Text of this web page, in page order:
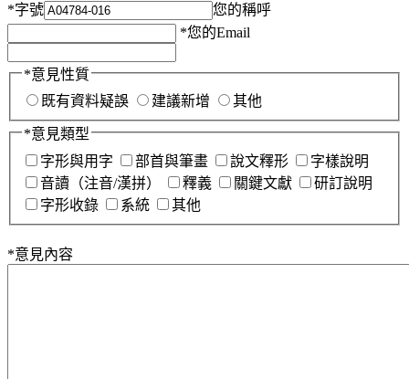
*字號
您的稱呼
*您的Email
*意見性質
既有資料疑誤
建議新增 其他
*意見類型
字形與用字
部首與筆畫 說文釋形
字樣說明
音讀（注音/漢拼）
釋義 關鍵文獻
研訂說明
字形收錄
系統 其他
*意見內容